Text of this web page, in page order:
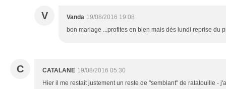
V Vanda 19/08/2016 19:08
bon mariage ...profites en bien mais dès lundi reprise du
C CATALANE 19/08/2016 05:30
Hier il me restait justement un reste de "semblant" de ratatouille -